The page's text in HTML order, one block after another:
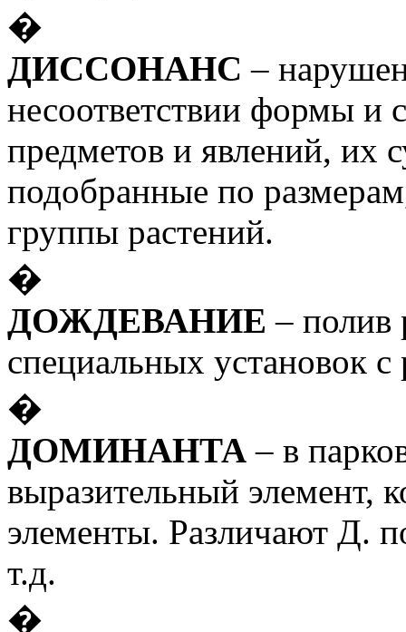
�
ДИССОНАНС –
несоответствии формы и
предметов и явлений, их
подобранные по
группы растений.
�
ДОЖДЕВАНИЕ – полив
специальных установок
�
ДОМИНАНТА – в
выразительный элемент,
элементы. Различают Д.
т.д.
�